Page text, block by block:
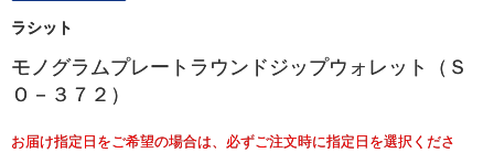
ラシット
モノグラムプレートラウンドジップウォレット（Ｓ
Ｏ－３７２）
お届け指定日をご希望の場合は、必ずご注文時に指定日を選択くださ